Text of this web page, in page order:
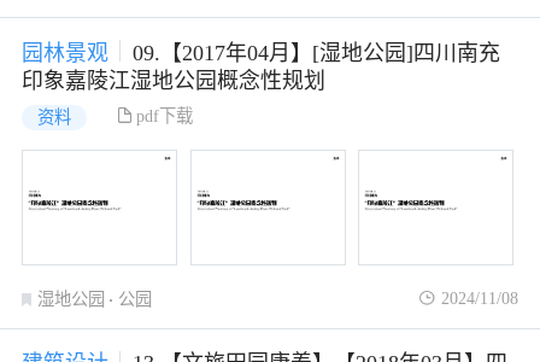
园林景观
09.【2017年04月】[湿地公园]四川南充
印象嘉陵江湿地公园概念性规划
资料 pdf下载
湿地公园 公园 2024/11/08